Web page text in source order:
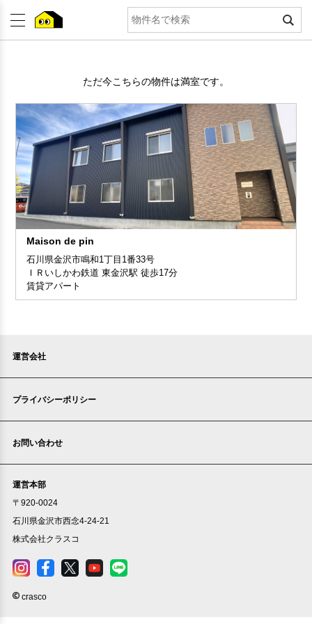
ただ今こちらの物件は満室です。
Maison de pin
石川県金沢市鳴和1丁目1番33号
ＩＲいしかわ鉄道 東金沢駅 徒歩17分
賃貸アパート
運営会社
プライバシーポリシー
お問い合わせ
運営本部
〒920-0024
石川県金沢市西念4-24-21
株式会社クラスコ
crasco